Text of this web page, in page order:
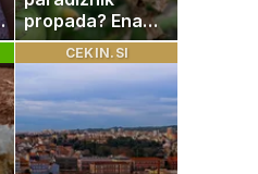
propada? Ena
napaka lahko
uniči rastline –
tako jih rešite
CEKIN.SI